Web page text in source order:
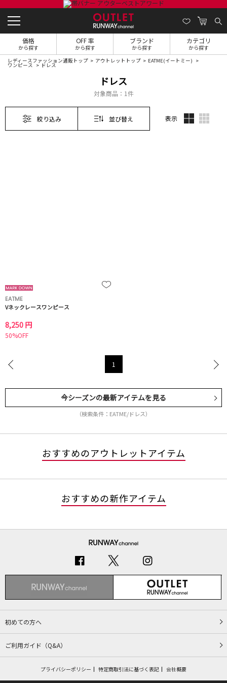
価格
から探す
OFF 率
から探す
ブランド
から探す
カテゴリ
から探す
レディースファッション通販トップ アウトレットトップ EATME(イートミー)
ワンピース ドレス
ドレス
対象商品： 1件
絞り込み 並び替え 表示
EATME
Vネックレースワンピース
8,250 円
50%OFF
1
今シーズンの最新アイテムを見る
（検索条件：EATME/ドレス）
おすすめのアウトレットアイテム
おすすめの新作アイテム
初めての方へ
ご利用ガイド（Q&A）
プライバシーポリシー 特定商取引法に基づく表記 会社概要